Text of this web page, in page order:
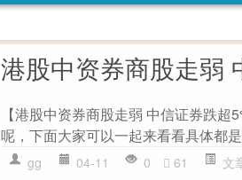
港股中资券商股走弱
【港股中资券商股走弱 中信证券跌
呢，下面大家可以一起来看看具体都
gg 04-11 0 61 文